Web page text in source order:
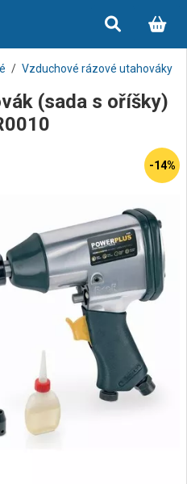
Vzduchové rázové utahováky
(sada s oříšky)
-14%